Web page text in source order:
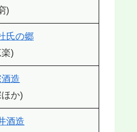
)
氏の郷
)
造
か)
酒造